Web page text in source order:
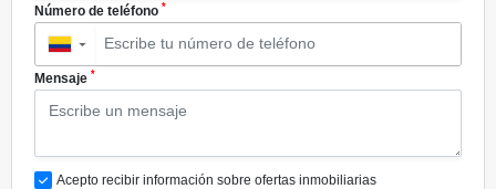
Número de teléfono *
▼
Mensaje *
Acepto recibir información sobre ofertas inmobiliarias